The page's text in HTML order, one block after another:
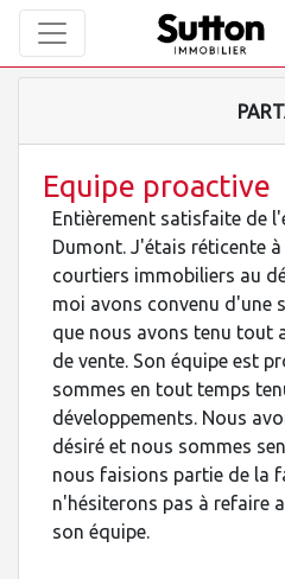
Equipe proactive
Entièrement satisfaite de
Dumont. J'étais réticente
courtiers immobiliers au
moi avons convenu d'une
que nous avons tenu tout
de vente. Son équipe est
sommes en tout temps
développements. Nous
désiré et nous sommes
nous faisions partie de la
n'hésiterons pas à refaire
son équipe.